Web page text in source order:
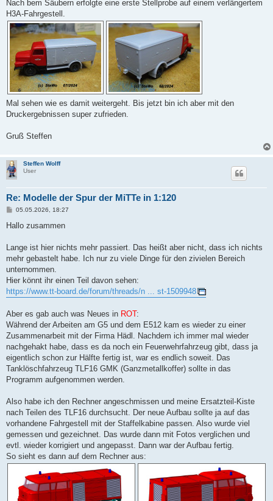
Nach bem Säubern erfolgte eine erste Stellprobe auf einem verlängertem
H3A-Fahrgestell.
Mal sehen wie es damit weitergeht. Bis jetzt bin ich aber mit den
Druckergebnissen super zufrieden.
Gruß Steffen
Steffen Wolff
User
Re: Modelle der Spur der MiTTe in 1:120
B
i
a
05.05.2026, 18:27
Hallo zusammen
Lange ist hier nichts mehr passiert. Das heißt aber nicht, dass ich nichts
mehr gebastelt habe. Ich nur zu viele Dinge für den zivielen Bereich
unternommen.
Hier könnt ihr einen Teil davon sehen:
https://www.tt-board.de/forum/threads/n ... st-1509948
Aber es gab auch was Neues in ROT:
Während der Arbeiten am G5 und dem E512 kam es wieder zu einer
Zusammenarbeit mit der Firma Hädl. Nachdem ich immer mal wieder
nachgehakt habe, dass es da noch ein Feuerwehrfahrzeug gibt, dass ja
eigentlich schon zur Hälfte fertig ist, war es endlich soweit. Das
Tanklöschfahrzeug TLF16 GMK (Ganzmetallkoffer) sollte in das
Programm aufgenommen werden.
Also habe ich den Rechner angeschmissen und meine Ersatzteil-Kiste
nach Teilen des TLF16 durchsucht. Der neue Aufbau sollte ja auf das
vorhandene Fahrgestell mit der Staffelkabine passen. Also wurde viel
gemessen und gezeichnet. Das wurde dann mit Fotos verglichen und
evtl. wieder korrigiert und angepasst. Dann war der Aufbau fertig.
So sieht es dann auf dem Rechner aus: